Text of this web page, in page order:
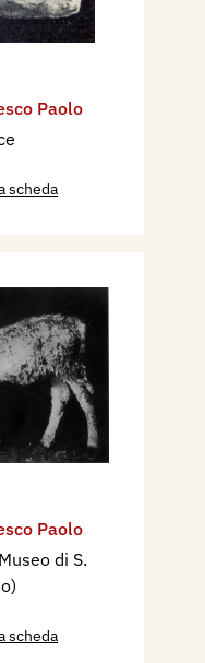
Paolo
scheda
Paolo
di S.
scheda